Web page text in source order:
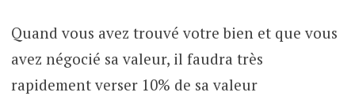
Quand vous avez trouvé votre bien et que vous
avez négocié sa valeur, il faudra très
rapidement verser 10% de sa valeur